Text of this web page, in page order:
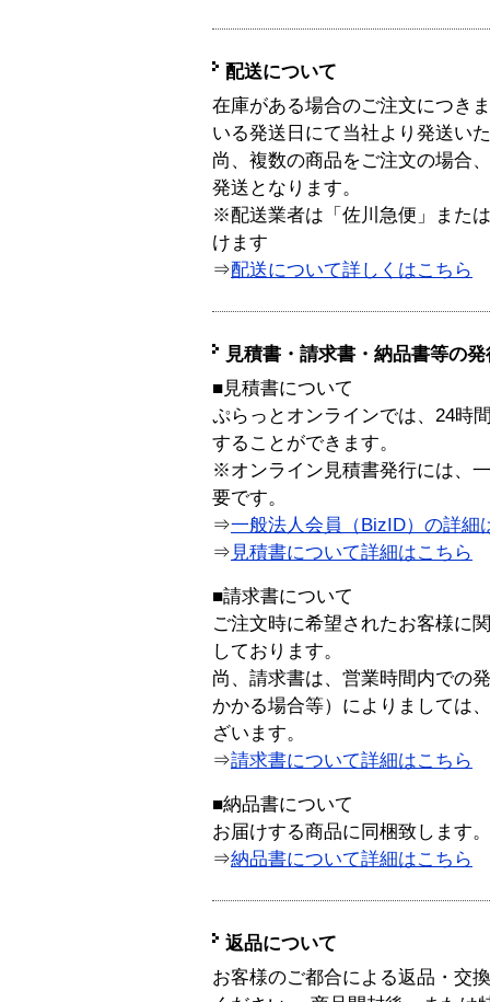
配送について
在庫がある場合のご注文につき
いる発送日にて当社より発送い
尚、複数の商品をご注文の場合
発送となります。
※配送業者は「佐川急便」また
けます
⇒配送について詳しくはこちら
見積書・請求書・納品書等の
■見積書について
ぷらっとオンラインでは、24時
することができます。
※オンライン見積書発行には、
要です。
⇒一般法人会員（BizID）の詳細
⇒ 見積書について詳細はこちら
■請求書について
ご注文時に希望されたお客様に
しております。
尚、請求書は、営業時間内での
かかる場合等）によりましては
ざいます。
⇒請求書について詳細はこちら
■納品書について
お届けする商品に同梱致します。
⇒納品書について詳細はこちら
返品について
お客様のご都合による返品・交